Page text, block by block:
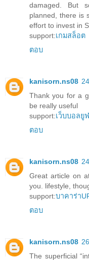
damaged. But
planned, there is
effort to invest in
support:เกมสล็อต
ตอบ
kanisorn.ns08
Thank you for a
be really useful
support:เว็บบอลยู
ตอบ
kanisorn.ns08
Great article on
you. lifestyle,
support:บาคาร่า
ตอบ
kanisorn.ns08
The superficial